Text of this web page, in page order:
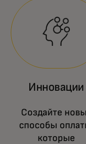
Инновации
Создайте
способы
которые